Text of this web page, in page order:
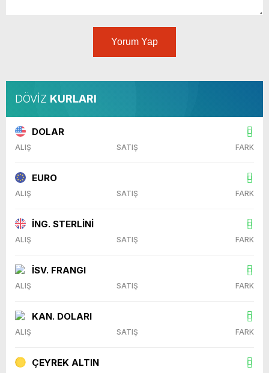
Yorum Yap
DÖVİZ KURLARI
DOLAR
ALIŞ SATIŞ FARK
EURO
ALIŞ SATIŞ FARK
İNG. STERLİNİ
ALIŞ SATIŞ FARK
İSV. FRANGI
ALIŞ SATIŞ FARK
KAN. DOLARI
ALIŞ SATIŞ FARK
ÇEYREK ALTIN